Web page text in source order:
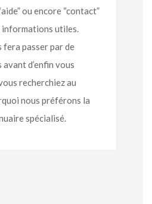
ou encore “contact”
utiles.
fera passer par de
d’enfin vous
recherchiez au
nous préférons la
spécialisé.